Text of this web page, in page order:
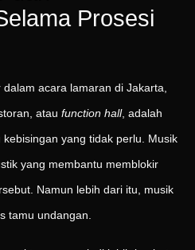
Prosesi
acara lamaran di Jakarta,
atau function hall, adalah
yang tidak perlu. Musik
yang membantu memblokir
Namun lebih dari itu, musik
tamu undangan.